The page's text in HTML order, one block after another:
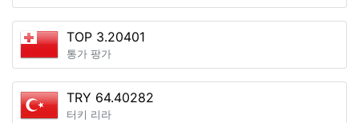
TOP 3.20401
통가 팡가
TRY 64.40282
터키 리라